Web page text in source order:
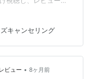
ジュアル機器アワー
ヤレスでありなが
ラッグシップモデル
の１） ◇パッケージ
を開いた所 …
ズキャンセリング
ビュー • 8ヶ月前